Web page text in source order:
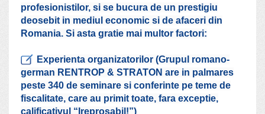
profesionistilor, si se bucura de un prestigiu
deosebit in mediul economic si de afaceri din
Romania. Si asta gratie mai multor factori:
Experienta organizatorilor (Grupul romano-
german RENTROP & STRATON are in palmares
peste 340 de seminare si conferinte pe teme de
fiscalitate, care au primit toate, fara exceptie,
calificativul “Ireprosabil!”)